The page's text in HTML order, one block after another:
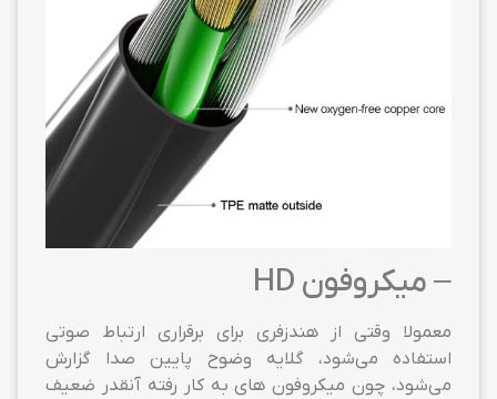
– میکروفون HD
معمولا وقتی از هندزفری برای برقراری ارتباط صوتی
استفاده می‌شود، گلایه وضوح پایین صدا گزارش
می‌شود، چون میکروفون های به کار رفته آنقدر ضعیف